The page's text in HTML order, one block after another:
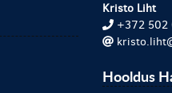
Kristo Liht
+372 502
Hooldus